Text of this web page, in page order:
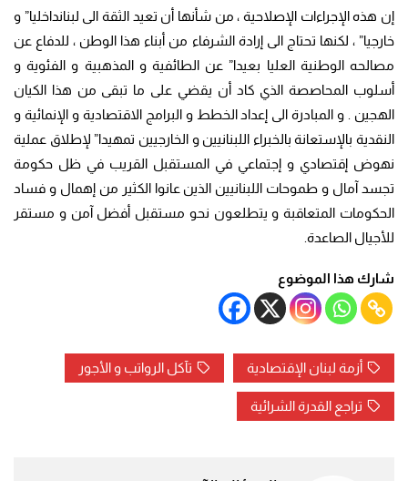
إن هذه الإجراءات الإصلاحية ، من شأنها أن تعيد الثقة الى لبنانداخليا” و
خارجيا” ، لكنها تحتاج الى إرادة الشرفاء من أبناء هذا الوطن ، للدفاع عن
مصالحه الوطنية العليا بعيدا” عن الطائفية و المذهبية و الفئوية و
أسلوب المحاصصة الذي كاد أن يقضي على ما تبقى من هذا الكيان
الهجين . و المبادرة الى إعداد الخطط و البرامج الاقتصادية و الإنمائية و
النقدية بالإستعانة بالخبراء اللبنانيين و الخارجيين تمهيدا” لإطلاق عملية
نهوض إقتصادي و إجتماعي في المستقبل القريب في ظل حكومة
تجسد آمال و طموحات اللبنانيين الذين عانوا الكثير من إهمال و فساد
الحكومات المتعاقبة و يتطلعون نحو مستقبل أفضل آمن و مستقر
للأجيال الصاعدة.
شارك هذا الموضوع
أزمة لبنان الإقتصادية تآكل الرواتب و الأجور
تراجع القدرة الشرائية